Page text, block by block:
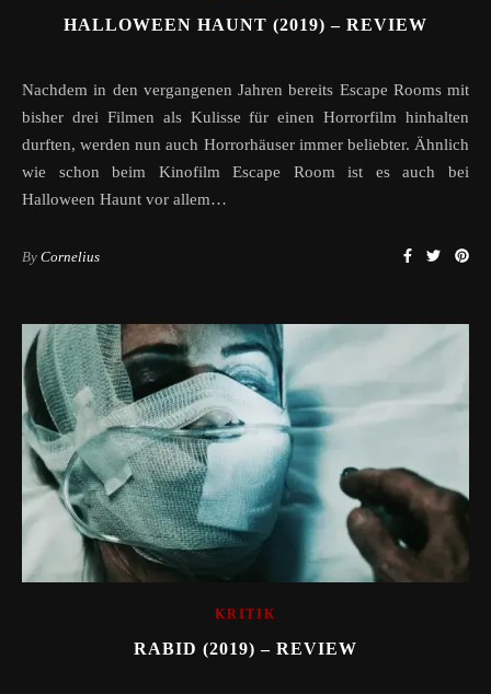
HALLOWEEN HAUNT (2019) – REVIEW
Nachdem in den vergangenen Jahren bereits Escape Rooms mit
bisher drei Filmen als Kulisse für einen Horrorfilm hinhalten
durften, werden nun auch Horrorhäuser immer beliebter. Ähnlich
wie schon beim Kinofilm Escape Room ist es auch bei
Halloween Haunt vor allem…
By Cornelius
KRITIK
RABID (2019) – REVIEW